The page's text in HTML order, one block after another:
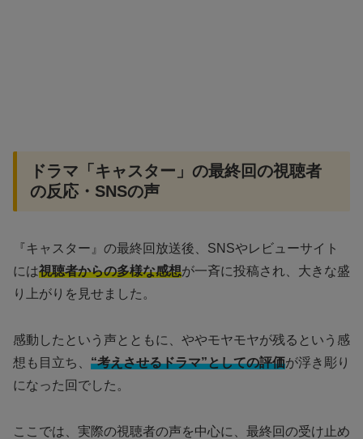
ドラマ「キャスター」の最終回の視聴者
の反応・SNSの声
『キャスター』の最終回放送後、SNSやレビューサイト
には視聴者からの多様な感想が一斉に投稿され、大きな盛
り上がりを見せました。
感動したという声とともに、ややモヤモヤが残るという感
想も目立ち、 “考えさせるドラマ”としての評価が浮き彫り
になった回でした。
ここでは、実際の視聴者の声を中心に、最終回の受け止め